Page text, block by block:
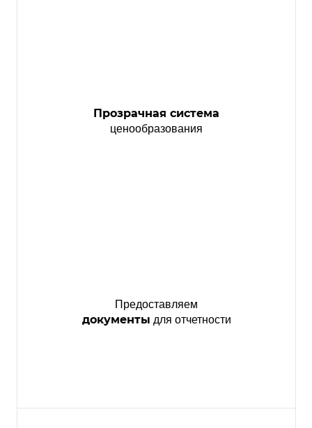
Прозрачная система
ценообразования
Предоставляем
документы для отчетности